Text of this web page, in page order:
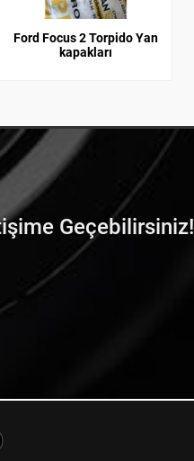
Ford Focus 2 Torpido Yan
kapakları
Geçebilirsiniz!